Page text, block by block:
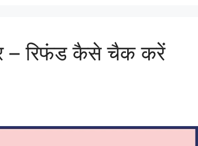
– रिफंड कैसे चैक करें